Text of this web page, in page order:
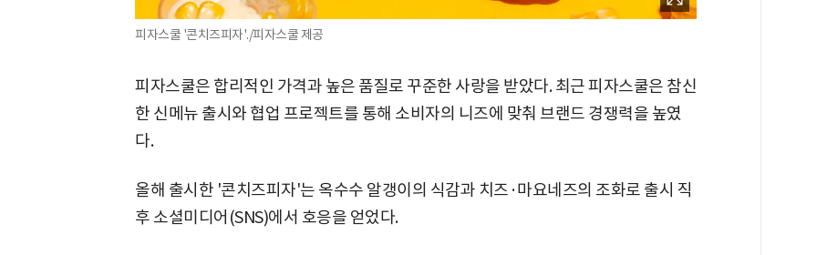
피자스쿨 '콘치즈피자'./피자스쿨 제공
피자스쿨은 합리적인 가격과 높은 품질로 꾸준한 사랑을 받았다. 최근 피자스쿨은 참신
한 신메뉴 출시와 협업 프로젝트를 통해 소비자의 니즈에 맞춰 브랜드 경쟁력을 높였
다.
올해 출시한 '콘치즈피자'는 옥수수 알갱이의 식감과 치즈·마요네즈의 조화로 출시 직
후 소셜미디어(SNS)에서 호응을 얻었다.